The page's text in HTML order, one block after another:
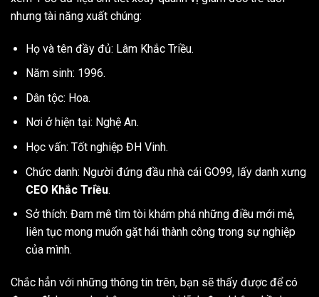
nhưng tài năng xuất chúng:
Họ và tên đầy đủ: Lâm Khắc Triều.
Năm sinh: 1996.
Dân tộc: Hoa.
Nơi ở hiện tại: Nghệ An.
Học vấn: Tốt nghiệp ĐH Vinh.
Chức danh: Người đứng đầu nhà cái GO99, lấy danh xưng
CEO Khắc Triều.
Sở thích: Đam mê tìm tòi khám phá những điều mới mẻ,
liên tục mong muốn gặt hái thành công trong sự nghiệp
của mình.
Chắc hẳn với những thông tin trên, bạn sẽ thấy được để có